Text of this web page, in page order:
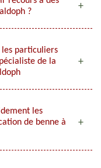
?
les particuliers
de la
les
de benne à